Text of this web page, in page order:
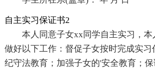
自主实习保证书2
本人同意子女xx同学自主实习，
做好以下工作：督促子女按时完成实习
纪守法教育；加强子女的'安全教育；